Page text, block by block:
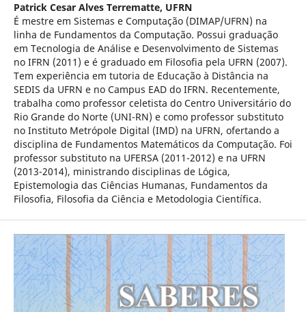
Patrick Cesar Alves Terrematte, UFRN
É mestre em Sistemas e Computação (DIMAP/UFRN) na
linha de Fundamentos da Computação. Possui graduação
em Tecnologia de Análise e Desenvolvimento de Sistemas
no IFRN (2011) e é graduado em Filosofia pela UFRN (2007).
Tem experiência em tutoria de Educação à Distância na
SEDIS da UFRN e no Campus EAD do IFRN. Recentemente,
trabalha como professor celetista do Centro Universitário do
Rio Grande do Norte (UNI-RN) e como professor substituto
no Instituto Metrópole Digital (IMD) na UFRN, ofertando a
disciplina de Fundamentos Matemáticos da Computação. Foi
professor substituto na UFERSA (2011-2012) e na UFRN
(2013-2014), ministrando disciplinas de Lógica,
Epistemologia das Ciências Humanas, Fundamentos da
Filosofia, Filosofia da Ciência e Metodologia Científica.